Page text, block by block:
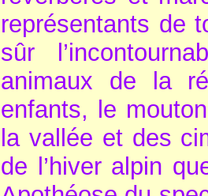
représentants de
sûr
animaux de la
enfants, le
la vallée et des
de l’hiver alpin